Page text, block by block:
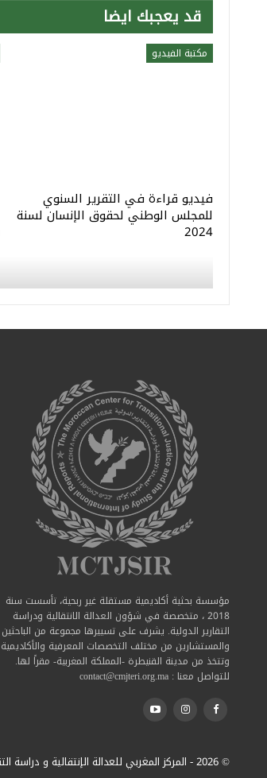
قد يعجبك ايضا
مكتبة الفيديو
فيديو قراءة في التقرير السنوي
للمجلس الوطني لحقوق الإنسان لسنة
2024
مؤسسة بحثية أكاديمية مستقلة غير ربحية، تأسست سنة
2018 ، متخصصة في شؤون العدالة الانتقالية ودراسة
التقارير الدولية. يشرف على تسييرها مجموعة من الباحثين
والمستشارين من مختلف التخصصات المعرفية والأكاديمية
وتتخذ من مدينة القنيطرة -المملكة المغربية- مقراً لها.
للتواصل معنا : contact@cmjteri.org.ma
© 2026 - المركز المغربي للعدالة الإنتقالية و دراسة التقارير الدولية. جميع الحقوق محفوظة.